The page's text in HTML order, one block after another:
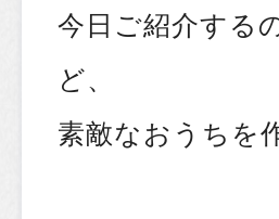
今日ご紹介する
ど、
素敵なおうちを